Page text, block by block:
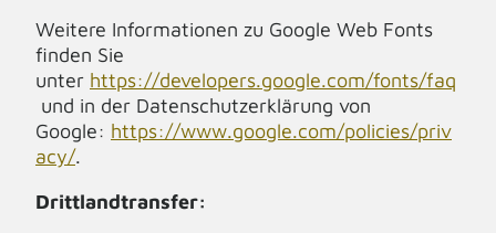
Weitere Informationen zu Google Web Fonts
finden Sie
unter https://developers.google.com/fonts/faq
und in der Datenschutzerklärung von
Google: https://www.google.com/policies/priv
acy/.
Drittlandtransfer: